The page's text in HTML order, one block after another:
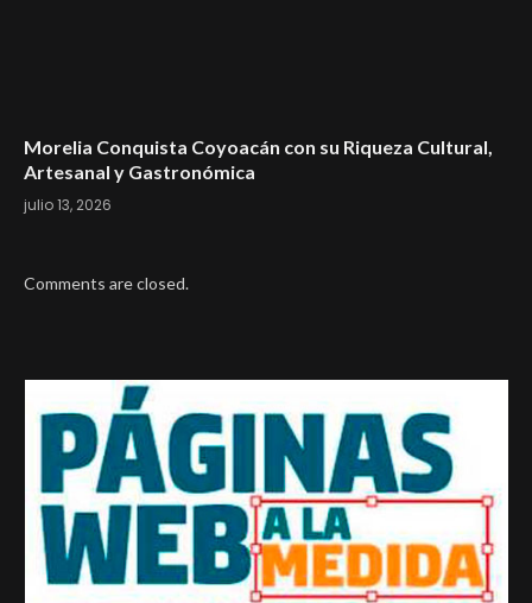
Morelia Conquista Coyoacán con su Riqueza Cultural,
Artesanal y Gastronómica
julio 13, 2026
Comments are closed.